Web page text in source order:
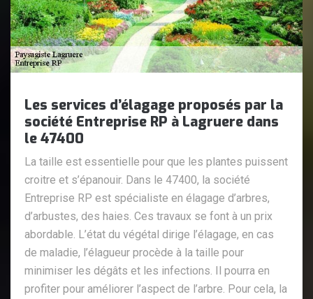
Les services d’élagage proposés par la
société Entreprise RP à Lagruere dans
le 47400
La taille est essentielle pour que les plantes puissent
croitre et s’épanouir. Dans le 47400, la société
Entreprise RP est spécialiste en élagage d’arbres,
d’arbustes, des haies. Ces travaux se font à un prix
abordable. L’état du végétal dirige l’élagage, en cas
de maladie, l’élagueur procède à la taille pour
minimiser les dégâts et les infections. Il pourra en
profiter pour améliorer l’aspect de l’arbre. Pour cela, la